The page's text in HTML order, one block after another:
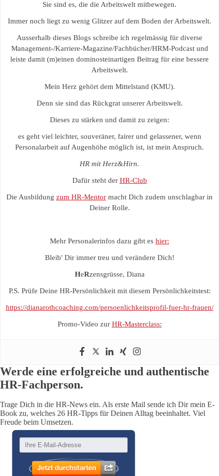
Sie sind es, die die Arbeitswelt mitbewegen.
Immer noch liegt zu wenig Glitzer auf dem Boden der Arbeitswelt.
Ausserhalb dieses Blogs schreibe ich regelmässig für diverse
Management-/Karriere-Magazine/Fachbücher/HRM-Podcast und
leiste damit (m)einen dominosteinartigen Beitrag für eine bessere
Arbeitswelt.
Mein Herz gehört dem Mittelstand (KMU).
Denn sie sind das Rückgrat unserer Arbeitswelt.
Dieses zu stärken und damit zu zeigen:
es geht viel leichter, souveräner, fairer und gelassener, wenn
Personalarbeit auf Augenhöhe möglich ist, ist mein Anspruch.
HR mit Herz&Hirn.
Dafür steht der HR-Club
Die Ausbildung zum HR-Mentor macht Dich zudem unschlagbar in
Deiner Rolle.
Mehr Personalerinfos dazu gibt es hier:
Bleib' Dir immer treu und verändere Dich!
HeRzensgrüsse, Diana
P.S. Prüfe Deine HR-Persönlichkeit mit diesem Persönlichkeitstest:
https://dianarothcoaching.com/persoenlichkeitsprofil-fuer-hr-frauen/
Promo-Video zur HR-Masterclass:
Werde eine erfolgreiche und authentische
HR-Fachperson.
Trage Dich in die HR-News ein. Als erste Mail sende ich Dir mein E-
Book zu, welches 26 HR-Tipps für Deinen Alltag beeinhaltet. Viel
Freude beim Umsetzen.